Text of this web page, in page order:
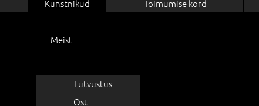
Kunstnikud
Toimumise kord
Meist
Tutvustus
Ost